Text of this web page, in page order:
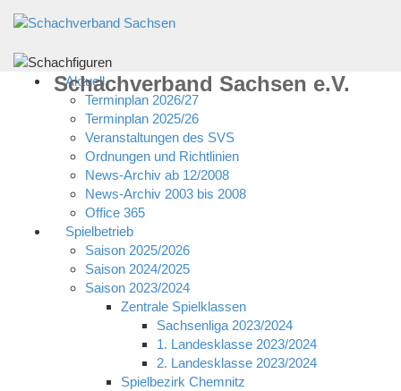
Schachverband Sachsen e.V.
Aktuell
Terminplan 2026/27
Terminplan 2025/26
Veranstaltungen des SVS
Ordnungen und Richtlinien
News-Archiv ab 12/2008
News-Archiv 2003 bis 2008
Office 365
Spielbetrieb
Saison 2025/2026
Saison 2024/2025
Saison 2023/2024
Zentrale Spielklassen
Sachsenliga 2023/2024
1. Landesklasse 2023/2024
2. Landesklasse 2023/2024
Spielbezirk Chemnitz